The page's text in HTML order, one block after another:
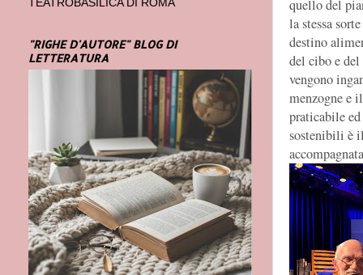
quello del
la stessa
destino
del cibo e
vengono
menzogne e
praticabile
sostenibili è
TEATROBASILICA DI ROMA
"RIGHE D'AUTORE" BLOG DI
LETTERATURA